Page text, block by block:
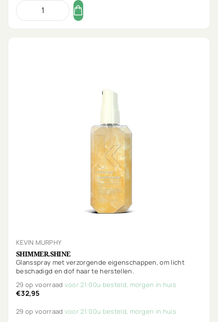
KEVIN MURPHY
SHIMMER.SHINE
Glansspray met verzorgende eigenschappen, om licht
beschadigd en dof haar te herstellen.
29 op voorraad voor 21:00u besteld, morgen in huis
€32,95
29 op voorraad voor 21:00u besteld, morgen in huis